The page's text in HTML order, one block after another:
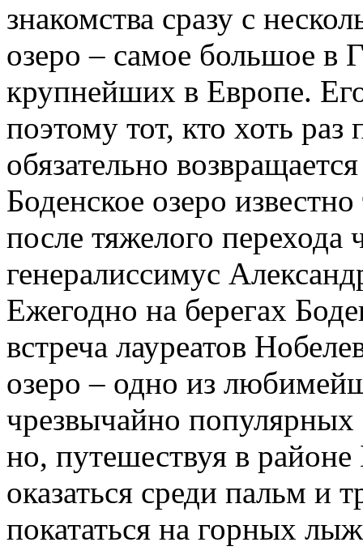
знакомства сразу с
озеро – самое большое в
крупнейших в Европе.
поэтому тот, кто хоть раз
обязательно
Боденское озеро
после тяжелого
генералиссимус
Ежегодно на берегах
встреча лауреатов
озеро – одно из
чрезвычайно популярных
но, путешествуя в
оказаться среди пальм и
покататься на горных